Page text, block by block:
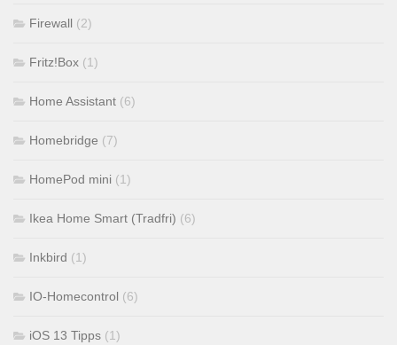
Firewall (2)
Fritz!Box (1)
Home Assistant (6)
Homebridge (7)
HomePod mini (1)
Ikea Home Smart (Tradfri) (6)
Inkbird (1)
IO-Homecontrol (6)
iOS 13 Tipps (1)